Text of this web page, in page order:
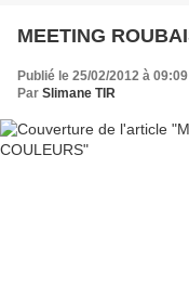
MEETING
Publié le 25/02/2012 à 09:09
Par Slimane TIR